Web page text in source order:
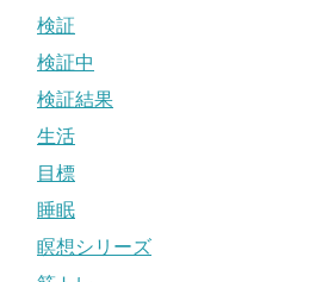
検証
検証中
検証結果
生活
目標
睡眠
瞑想シリーズ